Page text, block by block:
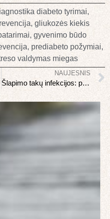
diabeto tyrimai,
, gliukozės kiekis
, gyvenimo būdo
, prediabeto požymiai,
valdymas miegas
NAUJESNIS
Šlapimo takų infekcijos: prevencija ir gydymas